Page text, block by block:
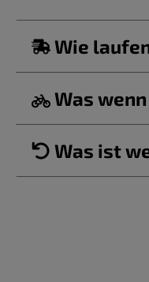
Wie
Was
Was ist